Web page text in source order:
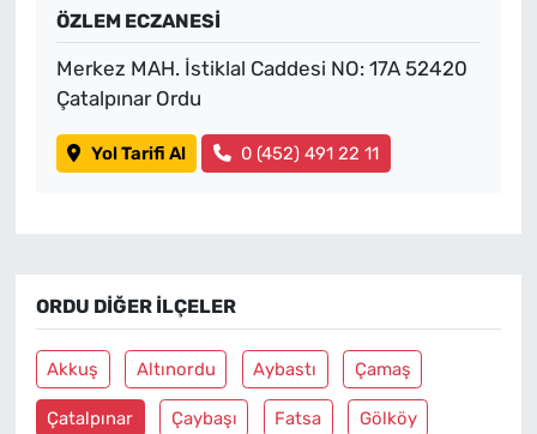
ÖZLEM ECZANESİ
Merkez MAH. İstiklal Caddesi NO: 17A 52420
Çatalpınar Ordu
Yol Tarifi Al 0 (452) 491 22 11
ORDU DIĞER İLÇELER
Akkuş Altınordu Aybastı Çamaş
Çatalpınar Çaybaşı Fatsa Gölköy